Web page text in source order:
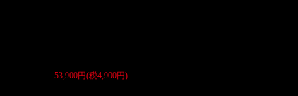
53,900円(税4,900円)